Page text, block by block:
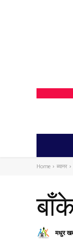
Home ब्यानर
मधुर